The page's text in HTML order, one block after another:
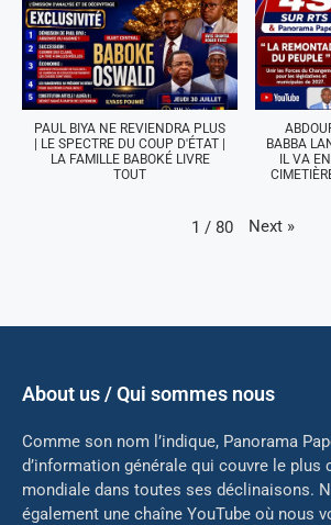
PAUL BIYA NE REVIENDRA PLUS
| LE SPECTRE DU COUP D'ÉTAT |
LA FAMILLE BABOKÉ LIVRE
TOUT
BABBA
IL VA
1 / 80 Next »
About us / Qui sommes nous
Comme son nom l’indique, Panorama
d’information générale qui couvre le plus
mondiale dans toutes ses déclinaisons.
également une chaîne YouTube où nous